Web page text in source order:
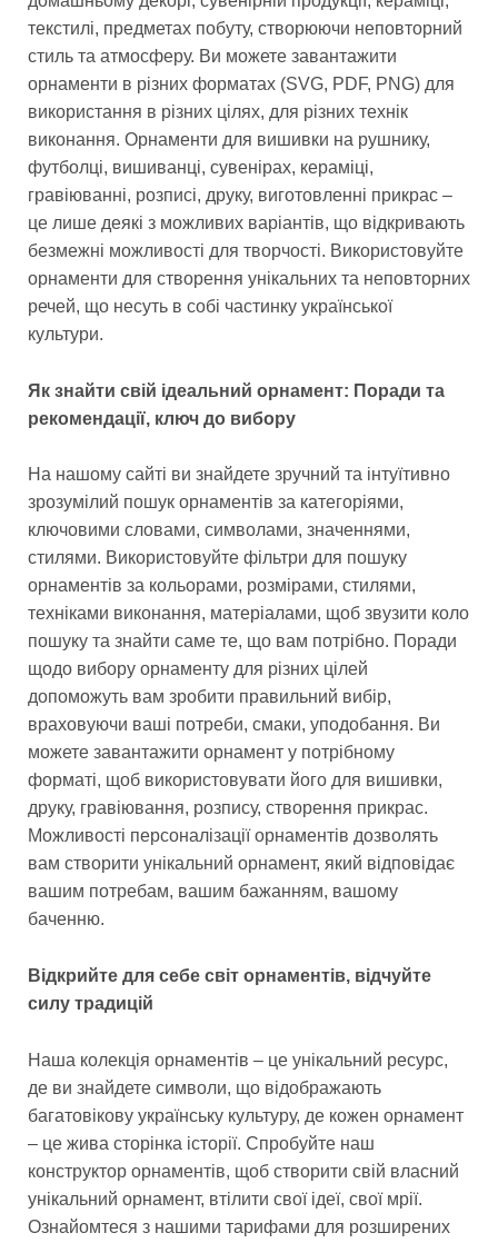
текстилі, предметах побуту, створюючи неповторний
стиль та атмосферу. Ви можете завантажити
орнаменти в різних форматах (SVG, PDF, PNG) для
використання в різних цілях, для різних технік
виконання. Орнаменти для вишивки на рушнику,
футболці, вишиванці, сувенірах, кераміці,
гравіюванні, розписі, друку, виготовленні прикрас –
це лише деякі з можливих варіантів, що відкривають
безмежні можливості для творчості. Використовуйте
орнаменти для створення унікальних та неповторних
речей, що несуть в собі частинку української
культури.
Як знайти свій ідеальний орнамент: Поради та
рекомендації, ключ до вибору
На нашому сайті ви знайдете зручний та інтуїтивно
зрозумілий пошук орнаментів за категоріями,
ключовими словами, символами, значеннями,
стилями. Використовуйте фільтри для пошуку
орнаментів за кольорами, розмірами, стилями,
техніками виконання, матеріалами, щоб звузити коло
пошуку та знайти саме те, що вам потрібно. Поради
щодо вибору орнаменту для різних цілей
допоможуть вам зробити правильний вибір,
враховуючи ваші потреби, смаки, уподобання. Ви
можете завантажити орнамент у потрібному
форматі, щоб використовувати його для вишивки,
друку, гравіювання, розпису, створення прикрас.
Можливості персоналізації орнаментів дозволять
вам створити унікальний орнамент, який відповідає
вашим потребам, вашим бажанням, вашому
баченню.
Відкрийте для себе світ орнаментів, відчуйте
силу традицій
Наша колекція орнаментів – це унікальний ресурс,
де ви знайдете символи, що відображають
багатовікову українську культуру, де кожен орнамент
– це жива сторінка історії. Спробуйте наш
конструктор орнаментів, щоб створити свій власний
унікальний орнамент, втілити свої ідеї, свої мрії.
Ознайомтеся з нашими тарифами для розширених